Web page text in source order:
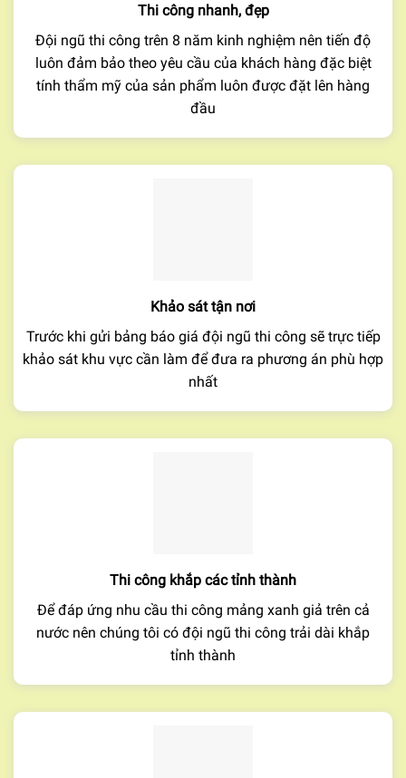
Thi công nhanh, đẹp
Đội ngũ thi công trên 8 năm kinh nghiệm nên tiến độ
luôn đảm bảo theo yêu cầu của khách hàng đặc biệt
tính thẩm mỹ của sản phẩm luôn được đặt lên hàng
đầu
Khảo sát tận nơi
Trước khi gửi bảng báo giá đội ngũ thi công sẽ trực tiếp
khảo sát khu vực cần làm để đưa ra phương án phù hợp
nhất
Thi công khắp các tỉnh thành
Để đáp ứng nhu cầu thi công mảng xanh giả trên cả
nước nên chúng tôi có đội ngũ thi công trải dài khắp
tỉnh thành